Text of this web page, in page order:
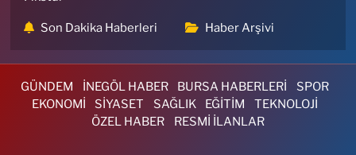
Son Dakika Haberleri Haber Arşivi
GÜNDEM İNEGÖL HABER BURSA HABERLERİ
SPOR
EKONOMİ
SİYASET SAĞLIK EĞİTİM
TEKNOLOJİ
ÖZEL HABER
RESMİ İLANLAR